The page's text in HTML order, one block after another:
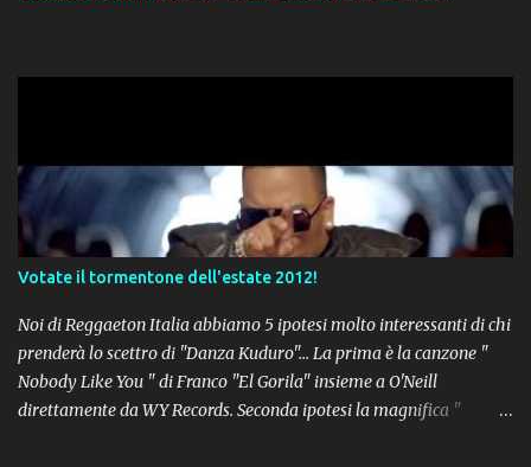
Votate il tormentone dell'estate 2012!
Noi di Reggaeton Italia abbiamo 5 ipotesi molto interessanti di chi
prenderà lo scettro di "Danza Kuduro"... La prima è la canzone "
Nobody Like You " di Franco "El Gorila" insieme a O'Neill
direttamente da WY Records. Seconda ipotesi la magnifica "